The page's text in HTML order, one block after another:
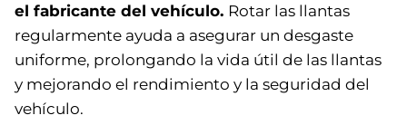
el fabricante del vehículo. Rotar las llantas
regularmente ayuda a asegurar un desgaste
uniforme, prolongando la vida útil de las llantas
y mejorando el rendimiento y la seguridad del
vehículo.